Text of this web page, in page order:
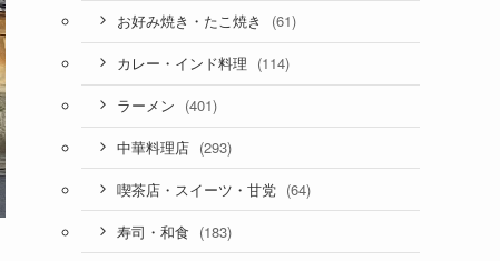
お好み焼き・たこ焼き (61)
カレー・インド料理 (114)
ラーメン (401)
中華料理店 (293)
喫茶店・スイーツ・甘党 (64)
寿司・和食 (183)